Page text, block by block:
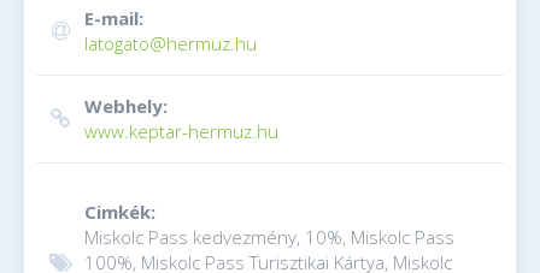
E-mail:
latogato@hermuz.hu
Webhely:
www.keptar-hermuz.hu
Cimkék:
Miskolc Pass kedvezmény, 10%, Miskolc Pass
100%, Miskolc Pass Turisztikai Kártya, Miskolc